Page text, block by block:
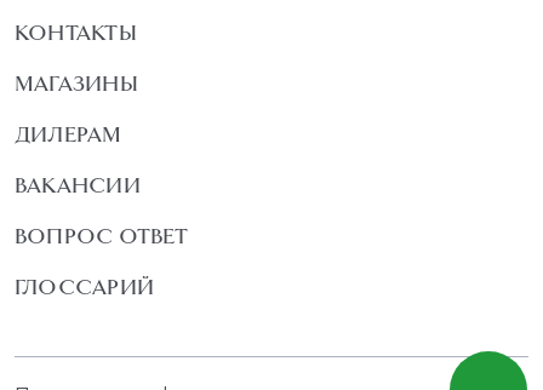
КОНТАКТЫ
МАГАЗИНЫ
ДИЛЕРАМ
ВАКАНСИИ
ВОПРОС ОТВЕТ
ГЛОССАРИЙ